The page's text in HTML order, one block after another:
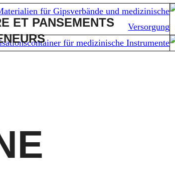
ET PANSEMENTS